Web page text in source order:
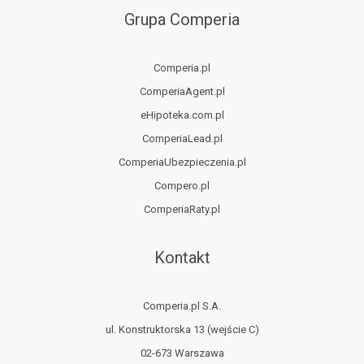
Grupa Comperia
Comperia.pl
ComperiaAgent.pl
eHipoteka.com.pl
ComperiaLead.pl
ComperiaUbezpieczenia.pl
Compero.pl
ComperiaRaty.pl
Kontakt
Comperia.pl S.A.
ul. Konstruktorska 13 (wejście C)
02-673 Warszawa